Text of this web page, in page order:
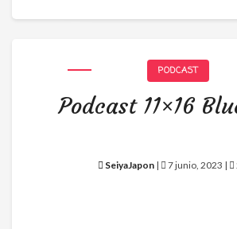
PODCAST
Podcast 11×16
SeiyaJapon | 7 junio, 2023 |